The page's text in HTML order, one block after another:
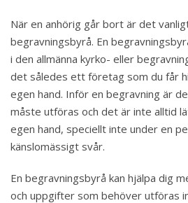
När en anhörig går bort är det
begravningsbyrå. En
i den allmänna kyrko- eller
det således ett företag som du får
egen hand. Inför en begravning är
måste utföras och det är inte alltid
egen hand, speciellt inte under en
känslomässigt svår.
En begravningsbyrå kan hjälpa dig
och uppgifter som behöver utföras